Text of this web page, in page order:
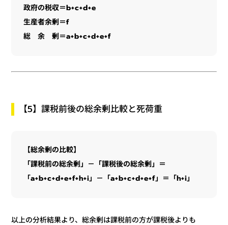
政府の税収＝b+c+d+e
生産者余剰＝f
総 余 剰＝a+b+c+d+e+f
【5】課税前後の総余剰比較と死荷重
【総余剰の比較】
「課税前の総余剰」－「課税後の総余剰」＝
「a+b+c+d+e+f+h+i」－「a+b+c+d+e+f」＝「h+i」
以上の分析結果より、総余剰は課税前の方が課税後よりも